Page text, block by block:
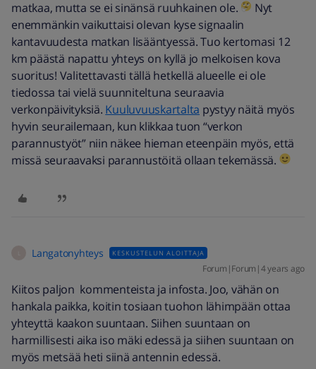
matkaa, mutta se ei sinänsä ruuhkainen ole.
Nyt
enemmänkin vaikuttaisi olevan kyse signaalin
kantavuudesta matkan lisääntyessä. Tuo kertomasi 12
km päästä napattu yhteys on kyllä jo melkoisen kova
suoritus! Valitettavasti tällä hetkellä alueelle ei ole
tiedossa tai vielä suunniteltuna seuraavia
verkonpäivityksiä. Kuuluvuuskartalta pystyy näitä myös
hyvin seurailemaan, kun klikkaa tuon “verkon
parannustyöt” niin näkee hieman eteenpäin myös, että
missä seuraavaksi parannustöitä ollaan tekemässä.
Langatonyhteys KESKUSTELUN ALOITTAJA
Forum|Forum|4 years ago
Kiitos paljon kommenteista ja infosta. Joo, vähän on
hankala paikka, koitin tosiaan tuohon lähimpään ottaa
yhteyttä kaakon suuntaan. Siihen suuntaan on
harmillisesti aika iso mäki edessä ja siihen suuntaan on
myös metsää heti siinä antennin edessä.